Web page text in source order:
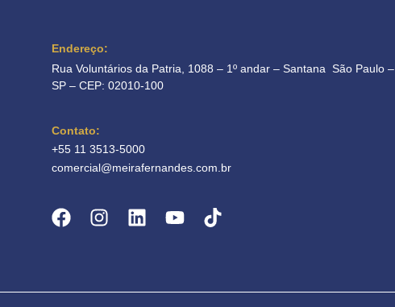
Endereço:
Rua Voluntários da Patria, 1088 – 1º andar – Santana São Paulo –
SP – CEP: 02010-100
Contato:
+55 11 3513-5000
comercial@meirafernandes.com.br